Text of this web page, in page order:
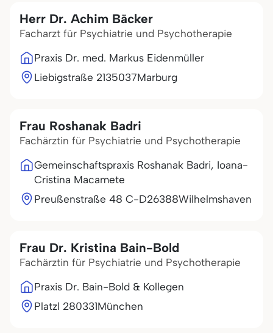
Herr Dr. Achim Bäcker
Facharzt für Psychiatrie und Psychotherapie
Praxis Dr. med. Markus Eidenmüller
Liebigstraße 2135037Marburg
Frau Roshanak Badri
Fachärztin für Psychiatrie und Psychotherapie
Gemeinschaftspraxis Roshanak Badri, Ioana-
Cristina Macamete
Preußenstraße 48 C-D26388Wilhelmshaven
Frau Dr. Kristina Bain-Bold
Fachärztin für Psychiatrie und Psychotherapie
Praxis Dr. Bain-Bold & Kollegen
Platzl 280331München